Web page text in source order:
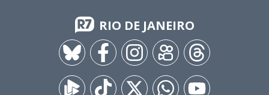
RIO DE JANEIRO